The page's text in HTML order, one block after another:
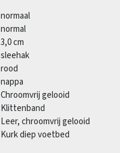
normaal
normal
3,0 cm
sleehak
rood
nappa
Chroomvrij gelooid
Klittenband
Leer, chroomvrij gelooid
Kurk diep voetbed